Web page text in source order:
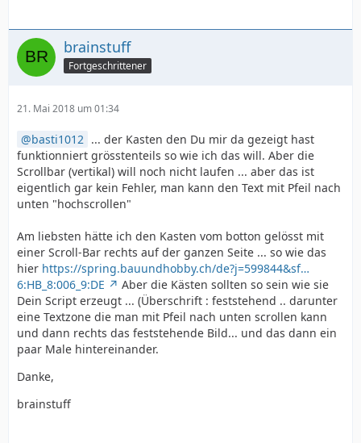
brainstuff
Fortgeschrittener
21. Mai 2018 um 01:34
basti1012 ... der Kasten den Du mir da gezeigt hast
funktionniert grösstenteils so wie ich das will. Aber die
Scrollbar (vertikal) will noch nicht laufen ... aber das ist
eigentlich gar kein Fehler, man kann den Text mit Pfeil nach
unten "hochscrollen"
Am liebsten hätte ich den Kasten vom botton gelösst mit
einer Scroll-Bar rechts auf der ganzen Seite ... so wie das
hier https://spring.bauundhobby.ch/de?j=599844&sf…
6:HB_8:006_9:DE
Aber die Kästen sollten so sein wie sie
Dein Script erzeugt ... (Überschrift : feststehend .. darunter
eine Textzone die man mit Pfeil nach unten scrollen kann
und dann rechts das feststehende Bild... und das dann ein
paar Male hintereinander.
Danke,
brainstuff